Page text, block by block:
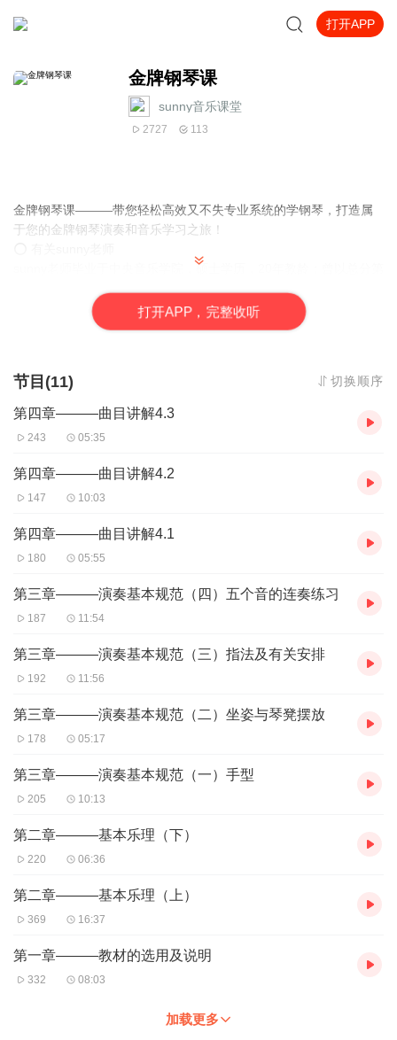
打开APP
金牌钢琴课
sunny音乐课堂
2727 113
金牌钢琴课———带您轻松高效又不失专业系统的学钢琴，打造属
于您的金牌钢琴演奏和音乐学习之旅！
sunny老师毕业于中央音乐学院，硕士学历，20年教龄；曾以总分第
学院，并以东三省总分和专业均第一的成绩考入中央音乐学院，同
年选择入央音就读；现任国家985、211高校音乐教师，市音乐家协
sunny老师不但在钢琴演奏和钢琴教育方面均有着扎实深厚的功底和
多年系统化实践研究，对被公认为当今世界三大著名教学体系中的
奥尔夫、柯达伊两大教学体系及教学法，也有着多年专业系统的深
入学习及实践经验，获得过由国际奥尔夫协会主席、奥地利莫扎特
大学奥尔夫音乐学院院长Hartmann先生，与中央音乐学院联合签发
的国际“奥尔夫音乐师资认证”。
经sunny老师教授与指导的专业及业余热爱钢琴艺术和音乐的大小朋
于自己的“金牌学习”；非专业学生也获得了像“上海国际青少年钢琴
大赛”业余组金奖的好成绩。
龄层面的钢琴演奏课，音乐基础知识理论，奥尔夫音乐教育；在校
还为本科及艺术硕士开设过音乐史及相关专业课，所授课程均深受
⭕️ 有关课程简介
您有过以下方面的问题和困扰吗？
要做，根本无法抽出大量的时间来慢慢练习那么多打基础的、又令
人感觉十分枯燥的练习曲，自己因此就真的与钢琴无缘了吗？
能从儿童那些专业钢琴的一系列训练步骤和教材开始吗？
*我并非是钢琴专业，只是很想尽快并能专业些的学会独立弹奏一些
至多年后才能实现这一心愿吗？
*我会弹奏一些初浅的小曲，可像手型、指法、触键等很多演奏方面
步的深入学习打基础呢？
*对青少年及成年朋友们，就没有一种既高效轻松，又不失专业系统
针对上述这些问题，sunny老师结合自己在专业领域里多年的系统学
习，以及二十年来对不同年龄层面钢琴学生们的授课经验，用大众
基础的普通大众也能实现心愿———既轻松高效，又不失专业系统
打开APP，完整收听
节目(11) 切换顺序
第四章———曲目讲解4.3
243 05:35
第四章———曲目讲解4.2
147 10:03
第四章———曲目讲解4.1
180 05:55
第三章———演奏基本规范（四）五个音的连奏练习
187 11:54
第三章———演奏基本规范（三）指法及有关安排
192 11:56
第三章———演奏基本规范（二）坐姿与琴凳摆放
178 05:17
第三章———演奏基本规范（一）手型
205 10:13
第二章———基本乐理（下）
220 06:36
第二章———基本乐理（上）
369 16:37
第一章———教材的选用及说明
332 08:03
加载更多